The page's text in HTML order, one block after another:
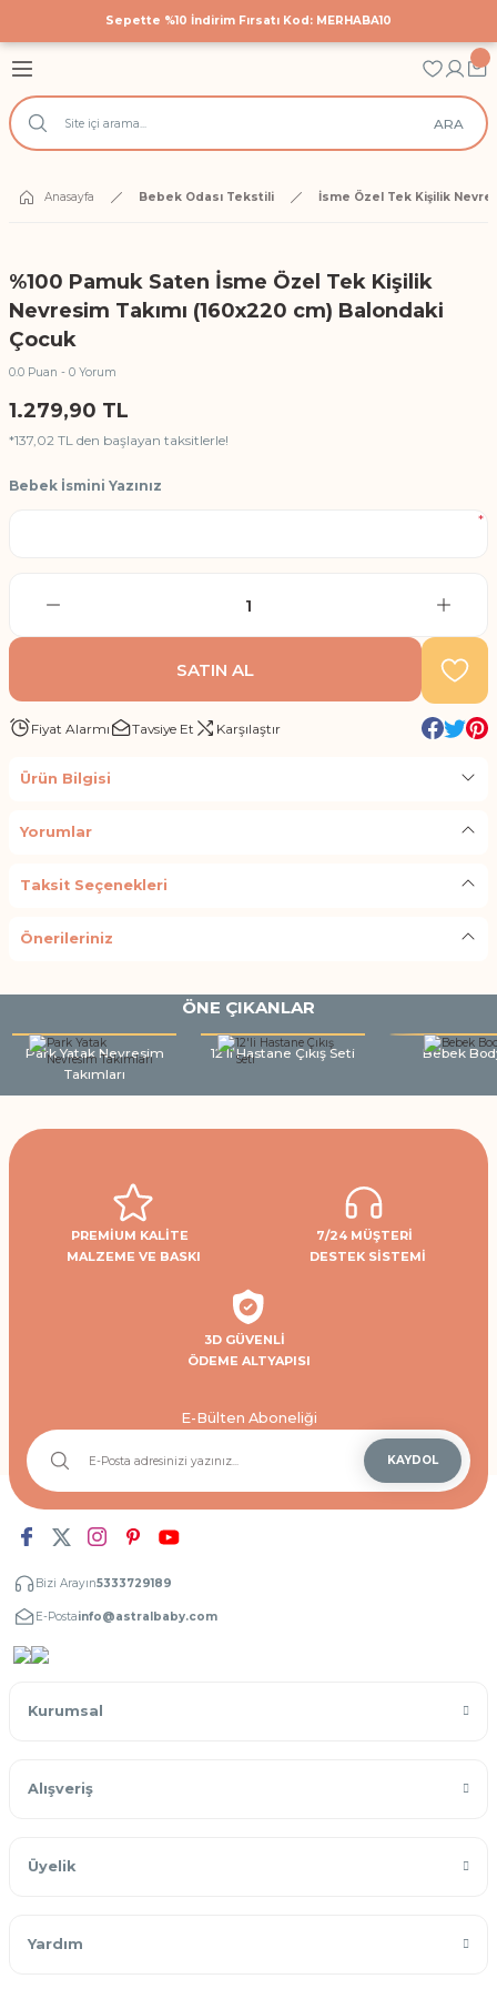
Sepette %10 İndirim Fırsatı Kod: MERHABA10
Geri Dön
Çıkış Seti
Geri Dön
Nevresim Takımları
Nevresim Takımları
Nevresim Takımları
Geri Dön
Bodyler
Doğum Günü Body ve Tulumlar
ARA
Anasayfa Bebek Odası Tekstili İsme Özel Tek Kişilik
%100 Pamuk Saten İsme Özel Tek Kişilik
Nevresim Takımı (160x220 cm) Balondaki
Çocuk
0.0 Puan - 0 Yorum
1.279,90 TL
*137,02 TL den başlayan taksitlerle!
Bebek İsmini Yazınız
*
SATIN AL
Fiyat Alarmı Tavsiye Et Karşılaştır
Ürün Bilgisi
Yorumlar
Taksit Seçenekleri
Önerileriniz
ÖNE ÇIKANLAR
Park Yatak Nevresim
Takımları
12'li Hastane Çıkış Seti Bebek
PREMİUM KALİTE
MALZEME VE BASKI
7/24 MÜŞTERİ
DESTEK SİSTEMİ
3D GÜVENLİ
ÖDEME ALTYAPISI
E-Bülten Aboneliği
KAYDOL
Bizi Arayın5333729189
E-Postainfo@astralbaby.com
Kurumsal
Alışveriş
Üyelik
Yardım